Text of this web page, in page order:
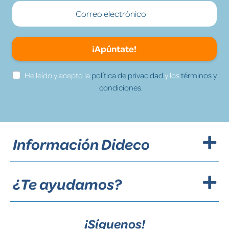
¡Apúntate!
He leído y acepto la política de privacidad y lostérminos y
condiciones.
Información Dideco
¿Te ayudamos?
¡Síguenos!